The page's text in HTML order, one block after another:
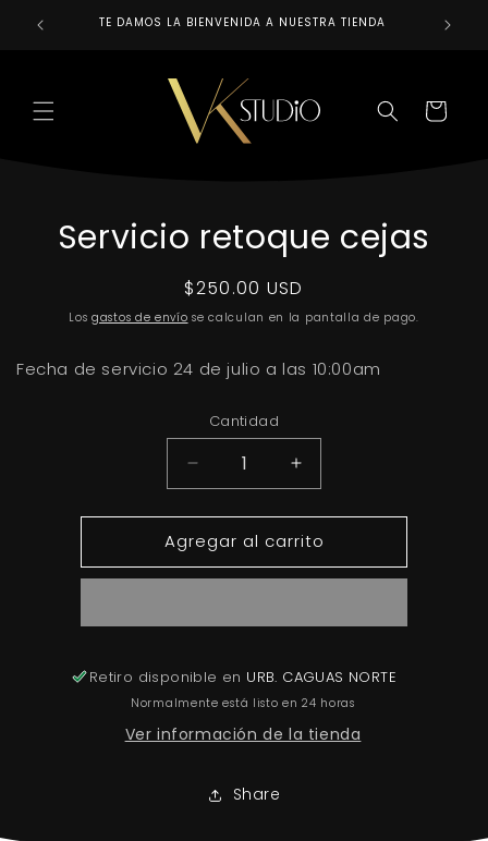
directamenteTE DAMOS LA BIENVENIDA A NUESTRA TIENDA
CARRITO
directamente
Servicio retoque cejas
Precio
habitual
$250.00 USD
Losgastos de envío se calculan en la pantalla de pago.
Fecha de servicio 24 de julio a las 10:00am
Cantidad
Reducir
cantidad
para
Servicio
retoque
Aumentar
cantidad
para
Servicio
retoque
Agregar al carrito
Retiro disponible en URB. CAGUAS NORTE
Normalmente está listo en 24 horas
Ver información de la tienda
Share